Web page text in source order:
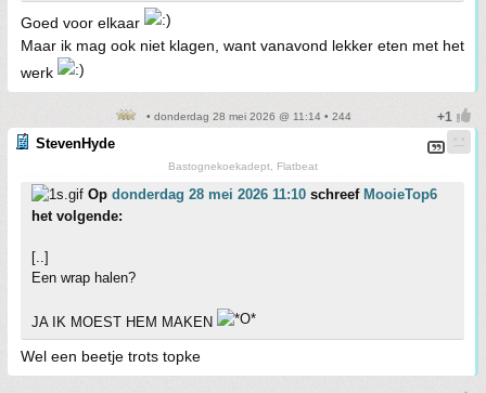
Goed voor elkaar
Maar ik mag ook niet klagen, want vanavond lekker eten met het
werk
• donderdag 28 mei 2026 @ 11:14 • 244
StevenHyde
Bastognekoekadept, Flatbeat
Op donderdag 28 mei 2026 11:10 schreef MooieTop6
het volgende:
[..]
Een wrap halen?
JA IK MOEST HEM MAKEN
Wel een beetje trots topke